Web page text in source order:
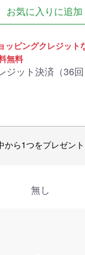
お気に入りに追加
ッピングクレジット
無料
ジット決済（36回
から1つをプレゼン
無し